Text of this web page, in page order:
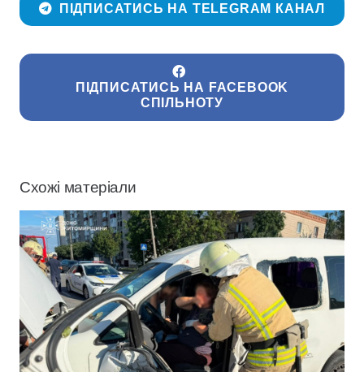
ПІДПИСАТИСЬ НА TELEGRAM КАНАЛ
ПІДПИСАТИСЬ НА FACEBOOK
СПІЛЬНОТУ
Схожі матеріали